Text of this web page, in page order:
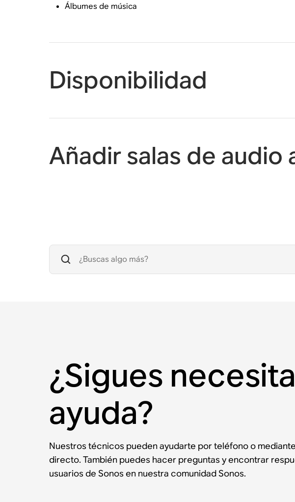
Álbumes de música
Disponibilidad
Añadir salas de audio
¿Sigues
ayuda?
Nuestros técnicos pueden ayudarte por teléfono o
directo. También puedes hacer preguntas y encontrar
usuarios de Sonos en nuestra comunidad Sonos.